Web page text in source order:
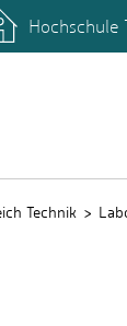
Hochschule
Technik